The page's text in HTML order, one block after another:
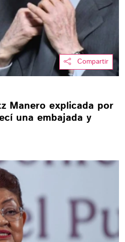
Compartir
Manero explicada por
una embajada y